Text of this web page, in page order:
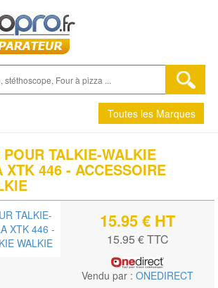
Toutes les Marques
POUR TALKIE-WALKIE
XTK 446 - ACCESSOIRE
15.95 € HT
15.95 € TTC
Vendu par : ONEDIRECT